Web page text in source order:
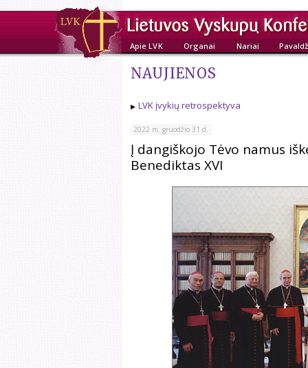
Apie LVK Organai Nariai
NAUJIENOS
LVK įvykių retrospektyva
2022 m. gruodžio 31 d.
Į dangiškojo Tėvo namus
Benediktas XVI